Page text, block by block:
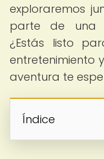
exploraremos
parte de una
¿Estás listo
entretenimiento
aventura te
Índice